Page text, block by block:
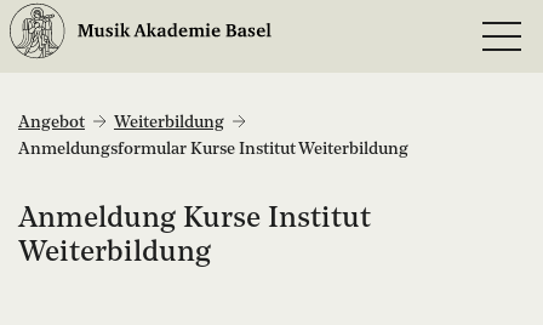
Angebot
Weiterbildung
Anmeldungsformular Kurse Institut Weiterbildung
Anmeldung Kurse Institut
Weiterbildung